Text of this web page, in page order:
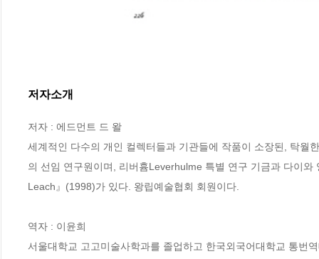
저자소개
저자 : 에드먼트 드 왈
세계적인 다수의 개인 컬렉터들과 기관들에 작품이 소장된, 탁월
의 선임 연구원이며, 리버흄Leverhulme 특별 연구 기금과 다이
Leach』(1998)가 있다. 왕립예술협회 회원이다.
역자 : 이윤희
서울대학교 고고미술사학과를 졸업하고 한국외국어대학교 통번